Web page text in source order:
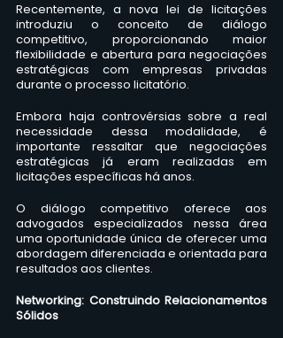
Recentemente, a nova lei de licitações
introduziu o conceito de diálogo
competitivo, proporcionando maior
flexibilidade e abertura para negociações
estratégicas com empresas privadas
durante o processo licitatório.
Embora haja controvérsias sobre a real
necessidade dessa modalidade, é
importante ressaltar que negociações
estratégicas já eram realizadas em
licitações específicas há anos.
O diálogo competitivo oferece aos
advogados especializados nessa área
uma oportunidade única de oferecer uma
abordagem diferenciada e orientada para
resultados aos clientes.
Networking: Construindo Relacionamentos
Sólidos